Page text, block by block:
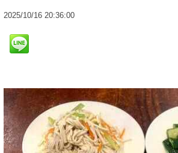
2025/10/16 20:36:00